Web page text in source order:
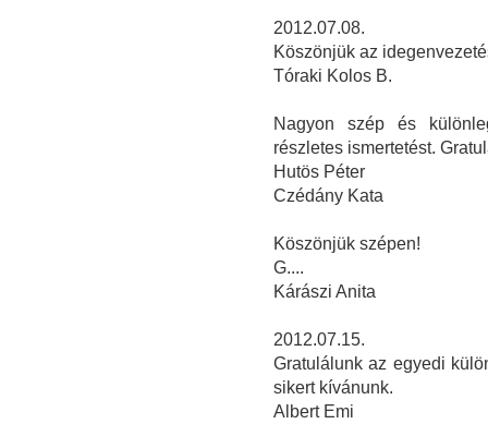
2012.07.08.
Köszönjük az
Tóraki Kolos B.
Nagyon szép és
részletes ismertetést.
Hutös Péter
Czédány Kata
Köszönjük szépen!
G....
Kárászi Anita
2012.07.15.
Gratulálunk az egyedi
sikert kívánunk.
Albert Emi